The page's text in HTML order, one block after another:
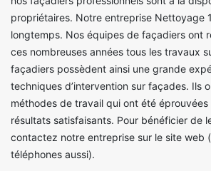
propriétaires. Notre entreprise Nettoyage
longtemps. Nos équipes de façadiers ont
ces nombreuses années tous les travaux
façadiers possèdent ainsi une grande
techniques d’intervention sur façades. Ils
méthodes de travail qui ont été
résultats satisfaisants. Pour bénéficier de
contactez notre entreprise sur le site web
téléphones aussi).